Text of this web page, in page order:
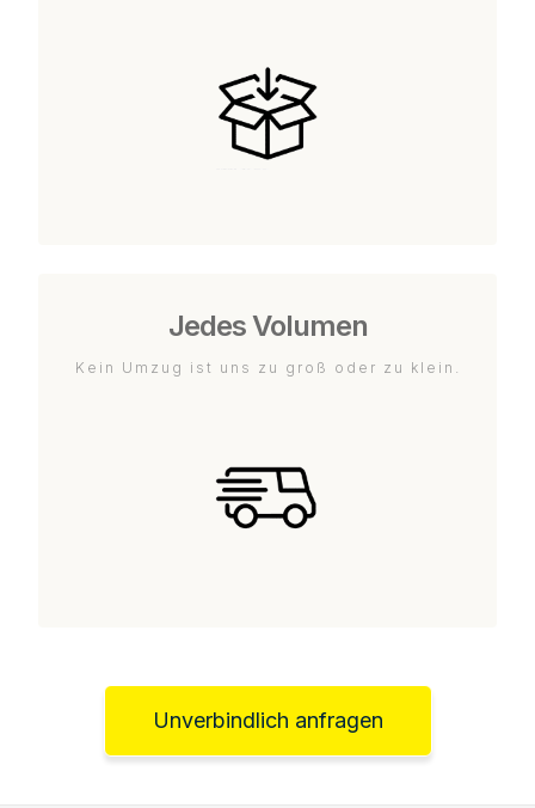
Jedes Volumen
Kein Umzug ist uns zu groß oder zu klein.
Unverbindlich anfragen